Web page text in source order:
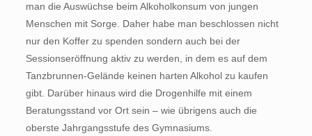
man die Auswüchse beim Alkoholkonsum von jungen
Menschen mit Sorge. Daher habe man beschlossen nicht
nur den Koffer zu spenden sondern auch bei der
Sessionseröffnung aktiv zu werden, in dem es auf dem
Tanzbrunnen-Gelände keinen harten Alkohol zu kaufen
gibt. Darüber hinaus wird die Drogenhilfe mit einem
Beratungsstand vor Ort sein – wie übrigens auch die
oberste Jahrgangsstufe des Gymnasiums.